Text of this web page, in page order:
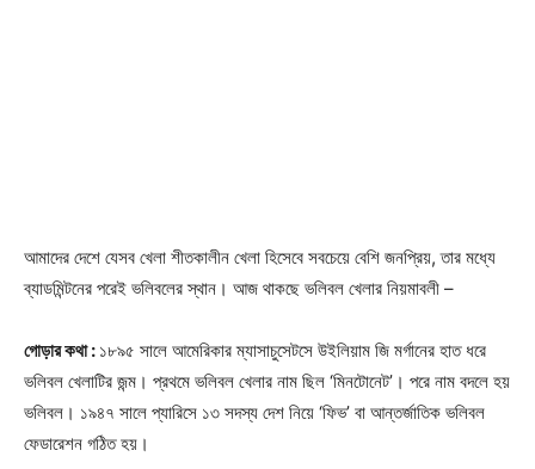
আমাদের দেশে যেসব খেলা শীতকালীন খেলা হিসেবে সবচেয়ে বেশি জনপ্রিয়, তার মধ্যে
ব্যাডমিন্টনের পরেই ভলিবলের স্থান। আজ থাকছে ভলিবল খেলার নিয়মাবলী –
গোড়ার কথা : ১৮৯৫ সালে আমেরিকার ম্যাসাচুসেটসে উইলিয়াম জি মর্গানের হাত ধরে
ভলিবল খেলাটির জন্ম। প্রথমে ভলিবল খেলার নাম ছিল ‘মিনটোনেট’। পরে নাম বদলে হয়
ভলিবল। ১৯৪৭ সালে প্যারিসে ১৩ সদস্য দেশ নিয়ে ‘ফিভ’ বা আন্তর্জাতিক ভলিবল
ফেডারেশন গঠিত হয়।